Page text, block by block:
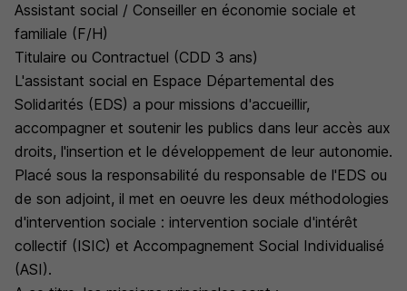
Assistant social / Conseiller en économie sociale et
familiale (F/H)
Titulaire ou Contractuel (CDD 3 ans)
L'assistant social en Espace Départemental des
Solidarités (EDS) a pour missions d'accueillir,
accompagner et soutenir les publics dans leur accès aux
droits, l'insertion et le développement de leur autonomie.
Placé sous la responsabilité du responsable de l'EDS ou
de son adjoint, il met en oeuvre les deux méthodologies
d'intervention sociale : intervention sociale d'intérêt
collectif (ISIC) et Accompagnement Social Individualisé
(ASI).